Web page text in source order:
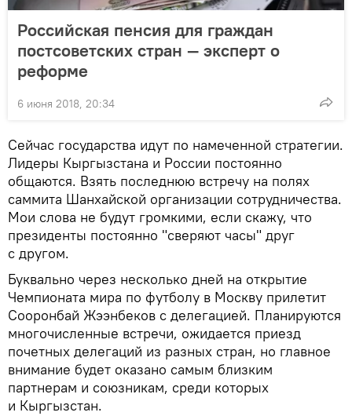
Российская пенсия для граждан
постсоветских стран — эксперт о
реформе
6 июня 2018, 20:34
Сейчас государства идут по намеченной стратегии.
Лидеры Кыргызстана и России постоянно
общаются. Взять последнюю встречу на полях
саммита Шанхайской организации сотрудничества.
Мои слова не будут громкими, если скажу, что
президенты постоянно "сверяют часы" друг
с другом.
Буквально через несколько дней на открытие
Чемпионата мира по футболу в Москву прилетит
Сооронбай Жээнбеков с делегацией. Планируются
многочисленные встречи, ожидается приезд
почетных делегаций из разных стран, но главное
внимание будет оказано самым близким
партнерам и союзникам, среди которых
и Кыргызстан.